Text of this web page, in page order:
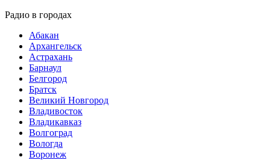
Радио в городах
Абакан
Архангельск
Астрахань
Барнаул
Белгород
Братск
Великий Новгород
Владивосток
Владикавказ
Волгоград
Вологда
Воронеж